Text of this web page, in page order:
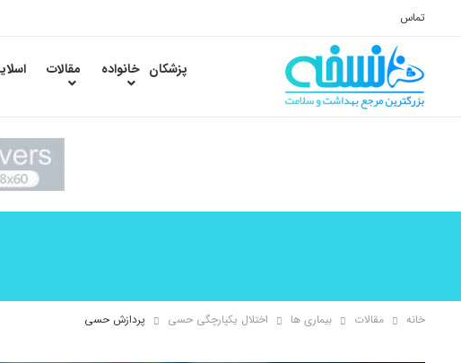
تماس
پزشکان خانواده مقالات
خانه مقالات بیماری ها اختلال یکپارچگی حسی پردازش حسی